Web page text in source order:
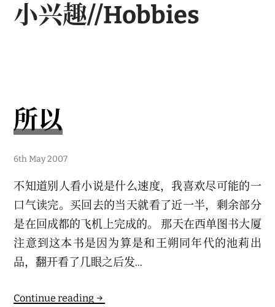
小兴趣//Hobbies
所以
2
h
a
r
c
h
2
0
2
6th May 2007
不知道别人看小说是什么速度，我喜欢尽可能的一
口气读完。买回去的当天就看了近一半，剩余部分
是在回成都的飞机上完成的。 那天在西单图书大厦
注意到这本书是因为算是和王朔同年代的池莉出
品，翻开看了几眼之后发...
Continue reading